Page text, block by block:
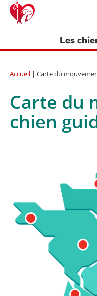
Aller
contenu
Les
Accueil | Carte du
Carte du
chien